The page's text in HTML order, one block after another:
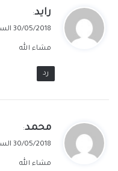
ي
ق
ل
رايد:
30/05/2018 الساعة 1:57 صباحًا
مشاء الله
رد
ي
ق
ل
محمد:
30/05/2018 الساعة 1:59 صباحًا
مشاء الله